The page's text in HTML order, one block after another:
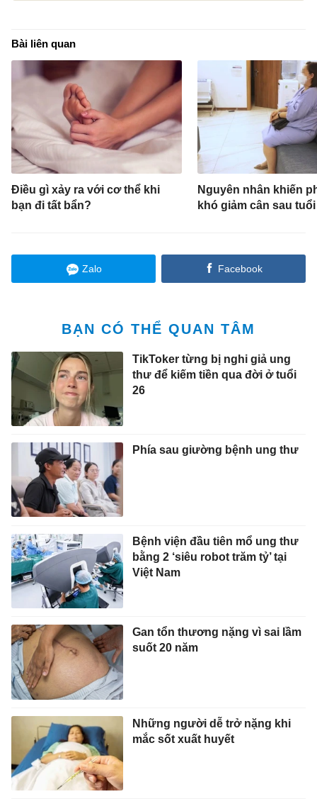
Bài liên quan
Điều gì xảy ra với cơ thể khi
bạn đi tất bẩn?
Nguyên nhân khiến
khó giảm cân sau tuổi
Zalo Facebook
BẠN CÓ THỂ QUAN TÂM
TikToker từng bị nghi giả ung
thư để kiếm tiền qua đời ở tuổi
26
Phía sau giường bệnh ung thư
Bệnh viện đầu tiên mổ ung thư
bằng 2 ‘siêu robot trăm tỷ’ tại
Việt Nam
Gan tổn thương nặng vì sai lầm
suốt 20 năm
Những người dễ trở nặng khi
mắc sốt xuất huyết